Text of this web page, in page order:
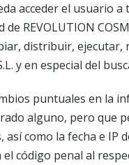
acceder el usuario
REVOLUTION
distribuir,
y en especial del
puntuales en
alguno, pero que
así como la fecha e
código penal al